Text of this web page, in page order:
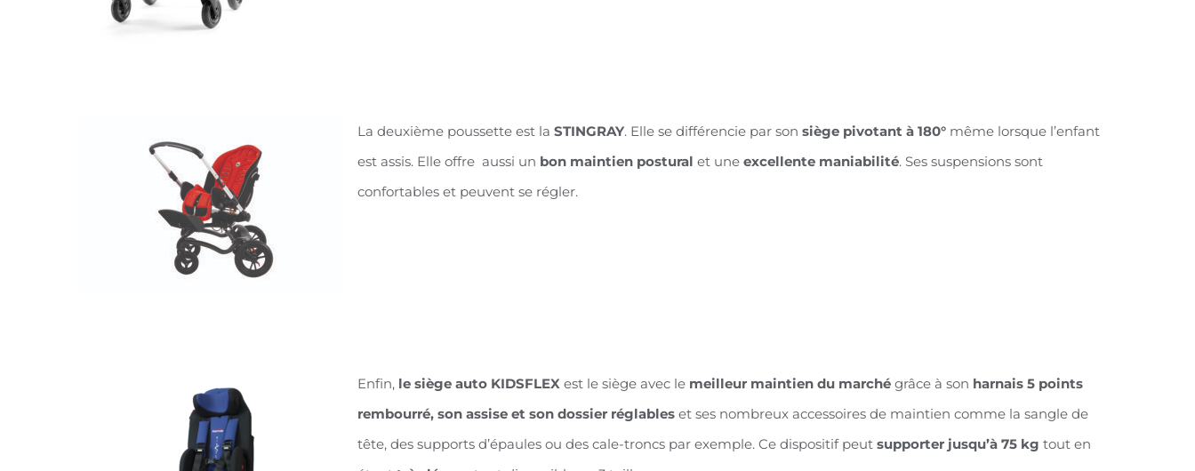
La deuxième poussette est la STINGRAY. Elle se différencie par son siège pivotant à 180° même lorsque l’enfant
est assis. Elle offre aussi un bon maintien postural et une excellente maniabilité. Ses suspensions sont
confortables et peuvent se régler.
Enfin, le siège auto KIDSFLEX est le siège avec le meilleur maintien du marché grâce à son harnais 5 points
rembourré, son assise et son dossier réglables et ses nombreux accessoires de maintien comme la sangle de
tête, des supports d’épaules ou des cale-troncs par exemple. Ce dispositif peut supporter jusqu’à 75 kg tout en